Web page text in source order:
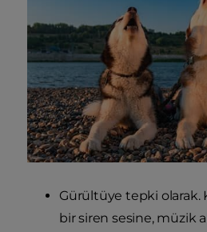
Gürültüye tepki olarak.
bir siren sesine, müzik